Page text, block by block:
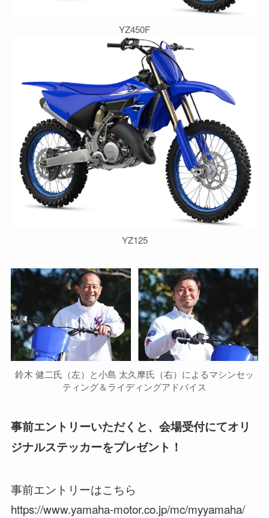
YZ450F
YZ125
鈴木 健二氏（左）と小島 太久摩氏（右）によるマシンセッ
ティング＆ライディングアドバイス
事前エントリーいただくと、会場受付にてオリ
ジナルステッカーをプレゼント！
事前エントリーはこちら
https://www.yamaha-motor.co.jp/mc/myyamaha/